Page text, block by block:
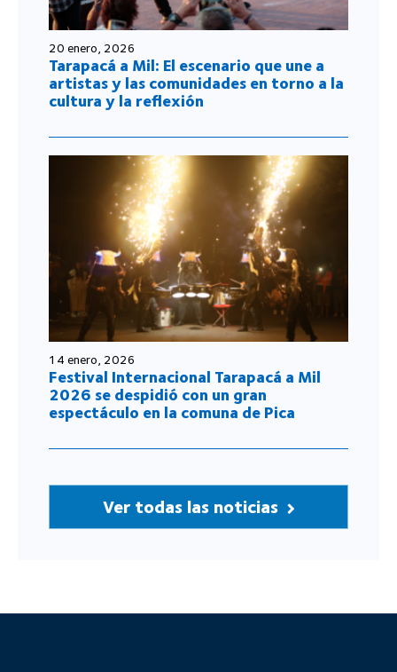
20 enero, 2026
Tarapacá a Mil: El escenario que une a
artistas y las comunidades en torno a la
cultura y la reflexión
14 enero, 2026
Festival Internacional Tarapacá a Mil
2026 se despidió con un gran
espectáculo en la comuna de Pica
Ver todas las noticias